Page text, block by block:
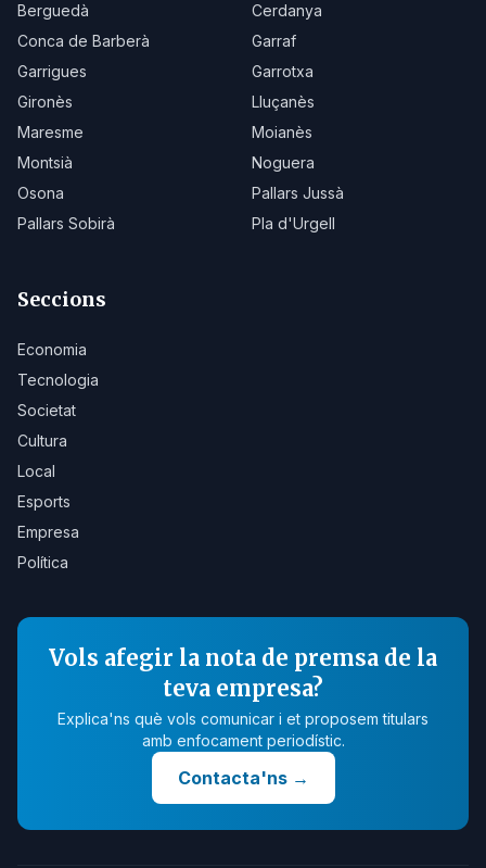
Berguedà
Cerdanya
Conca de Barberà
Garraf
Garrigues
Garrotxa
Gironès
Lluçanès
Maresme
Moianès
Montsià
Noguera
Osona
Pallars Jussà
Pallars Sobirà
Pla d'Urgell
Seccions
Economia
Tecnologia
Societat
Cultura
Local
Esports
Empresa
Política
Vols afegir la nota de premsa de la
teva empresa?
Explica'ns què vols comunicar i et proposem titulars
amb enfocament periodístic.
Contacta'ns→